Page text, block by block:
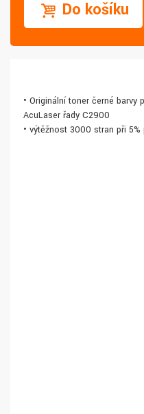
Do košíku
• Originální toner černé barvy
AcuLaser řady C2900
• výtěžnost 3000 stran při 5%